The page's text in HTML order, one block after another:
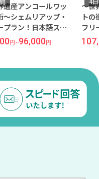
ンコールワッ
ムリアップ・
！日本語スタ
心！コスパも
隠れ家ホテル
パ』宿泊 4日間
トジェット利
荷物20KG込み
96,000円
～世界遺
トの街～
フリープ
ずか5キ
多い『タ
トナム航
107,000